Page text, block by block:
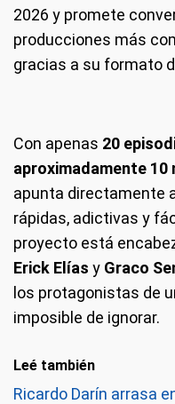
2026 y promete
producciones más
gracias a su formato
Con apenas 20
aproximadamente 10
apunta directamente
rápidas, adictivas y
proyecto está
Erick Elías y Graco
los protagonistas de
imposible de ignorar.
Leé también
Ricardo Darín arrasa